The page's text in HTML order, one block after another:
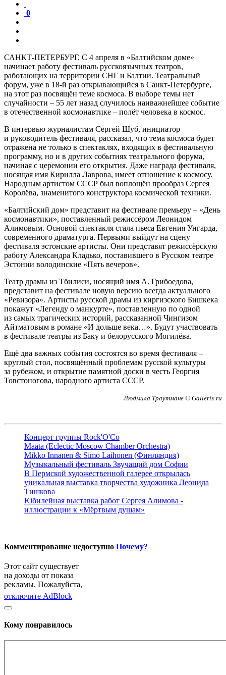
0
САНКТ-ПЕТЕРБУРГ. С 4 апреля в «Балтийском доме»
начинает работу фестиваль русскоязычных театров,
работающих на территории СНГ и Балтии. Театральный
форум, уже в 18-й раз открывающийся в Санкт-Петербурге,
на этот раз посвящён теме космоса. В выборе темы нет
случайности – 55 лет назад случилось наиважнейшее событие
в отечественной космонавтике – полёт человека в космос.
В интервью журналистам Сергей Шуб, инициатор
и руководитель фестиваля, рассказал, что тема космоса будет
отражена не только в спектаклях, входящих в фестивальную
программу, но и в других событиях театрального форума,
начиная с церемонии его открытия. Даже награда фестиваля,
носящая имя Кирилла Лаврова, имеет отношение к космосу.
Народным артистом СССР был воплощён прообраз Сергея
Королёва, знаменитого конструктора космической техники.
«Балтийский дом» представит на фестивале премьеру – «День
космонавтики», поставленный режиссёром Леонидом
Алимовым. Основой спектакля стала пьеса Евгения Унгарда,
современного драматурга. Первыми выйдут на сцену
фестиваля эстонские артисты. Они представят режиссёрскую
работу Александра Кладько, поставившего в Русском театре
Эстонии володинские «Пять вечеров».
Театр драмы из Тбилиси, носящий имя А. Грибоедова,
представит на фестивале новую версию всегда актуального
«Ревизора». Артисты русской драмы из киргизского Бишкека
покажут «Легенду о манкурте», поставленную по одной
из самых трагических историй, рассказанной Чингизом
Айтматовым в романе «И дольше века…». Будут участвовать
в фестивале театры из Баку и белорусского Могилёва.
Ещё два важных события состоятся во время фестиваля –
круглый стол, посвящённый проблемам русской культуры
за рубежом, и открытие памятной доски в честь Георгия
Товстоногова, народного артиста СССР.
Людмила Траутмане © Gallerix.ru
Концерт группы Rock'O'Co
Maata (Eclectic Moscow Chamber Orchestra)
Mikko Innanen & Simo Laihonen (Финляндия)
Музыкальный фестиваль Звучащий дом Софии
В Пермской художественной галерее открылась
уникальная выставка творчества художника Леонида
Тишкова
Юбилейная выставка работ Сергея Алимова -
иллюстрации к «Мёртвым душам»
Комментирование недоступно Почему?
Этот сайт существует
на доходы от показа
рекламы. Пожалуйста,
отключите AdBlock
Кому понравилось